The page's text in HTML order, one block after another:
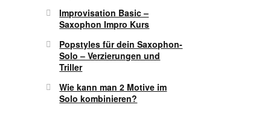
Improvisation Basic –
Saxophon Impro Kurs
Popstyles für dein Saxophon-
Solo – Verzierungen und
Triller
Wie kann man 2 Motive im
Solo kombinieren?